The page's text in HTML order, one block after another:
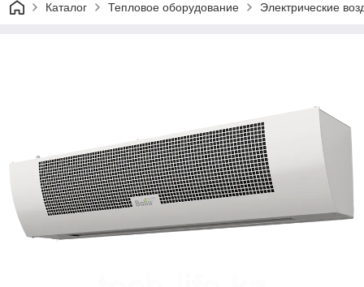
Каталог Тепловое оборудование Электрические